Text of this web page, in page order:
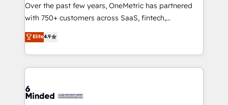
Award: Best Integration • 150+ successful HubSpot
projects • Clients in 30+ industries • Proprietary
technology for integrations • Multilingual team:
English, Spanish, Portuguese & Italian 👉 Grow
smarter with AI and HubSpot.
Over the past few years, OneMetric has partnered
with 750+ customers across SaaS, fintech,
healthcare, real estate, and other industries. With
150+ HubSpot-certified experts, we deliver scalable
solutions to complex GTM and RevOps challenges.
Our Expertise 🔹 Onboarding & Implementation:
tailored to your GTM motion. 🔹 Migrations:
Elite4.9